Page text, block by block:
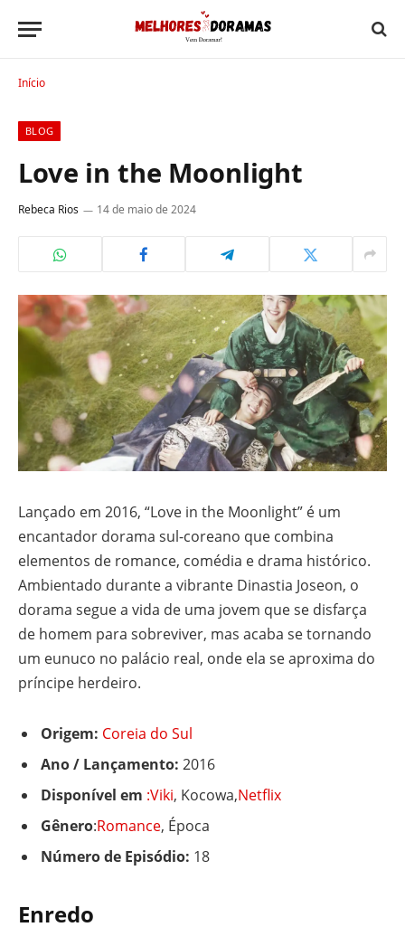
Início
BLOG
Love in the Moonlight
Rebeca Rios 14 de maio de 2024
Lançado em 2016, “Love in the Moonlight” é um
encantador dorama sul-coreano que combina
elementos de romance, comédia e drama histórico.
Ambientado durante a vibrante Dinastia Joseon, o
dorama segue a vida de uma jovem que se disfarça
de homem para sobreviver, mas acaba se tornando
um eunuco no palácio real, onde ela se aproxima do
príncipe herdeiro.
Origem: Coreia do Sul
Ano / Lançamento: 2016
Disponível em :Viki, Kocowa,Netflix
Gênero:Romance, Época
Número de Episódio: 18
Enredo